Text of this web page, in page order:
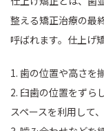
整える矯正治療の最
呼ばれます。仕上げ
1. 歯の位置や高さを
2. 臼歯の位置をずら
スペースを利用して